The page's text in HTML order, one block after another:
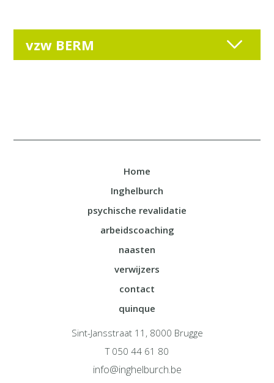
vzw BERM
Home
Inghelburch
psychische revalidatie
arbeidscoaching
naasten
verwijzers
contact
quinque
Sint-Jansstraat 11, 8000 Brugge
T 050 44 61 80
info@inghelburch.be